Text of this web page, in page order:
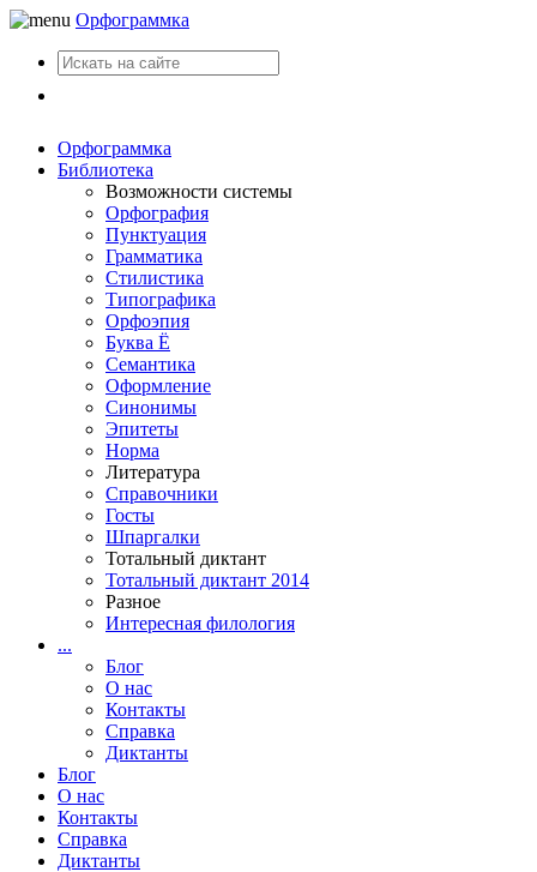
Орфограммка
Орфограммка
Библиотека
Возможности системы
Орфография
Пунктуация
Грамматика
Стилистика
Типографика
Орфоэпия
Буква Ё
Семантика
Оформление
Синонимы
Эпитеты
Норма
Литература
Справочники
Госты
Шпаргалки
Тотальный диктант
Тотальный диктант 2014
Разное
Интересная филология
...
Блог
О нас
Контакты
Справка
Диктанты
Блог
О нас
Контакты
Справка
Диктанты